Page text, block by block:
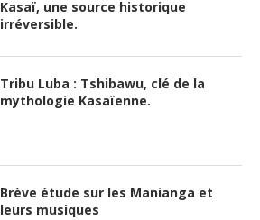
Kasaï, une source historique
irréversible.
Tribu Luba : Tshibawu, clé de la
mythologie Kasaïenne.
Brève étude sur les Manianga et
leurs musiques